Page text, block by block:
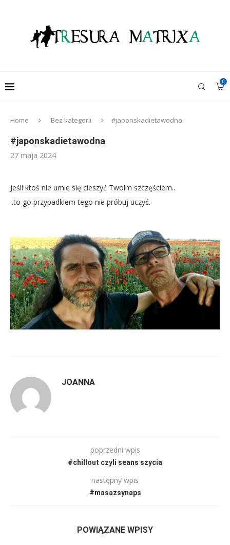
0
Home Bez kategorii #japonskadietawodna
#japonskadietawodna
27 maja 2024
Jeśli ktoś nie umie się cieszyć Twoim szczęściem..
..to go przypadkiem tego nie próbuj uczyć.
JOANNA
poprzedni wpis
#chillout czyli seans szycia
następny wpis
#masazsynaps
POWIĄZANE WPISY